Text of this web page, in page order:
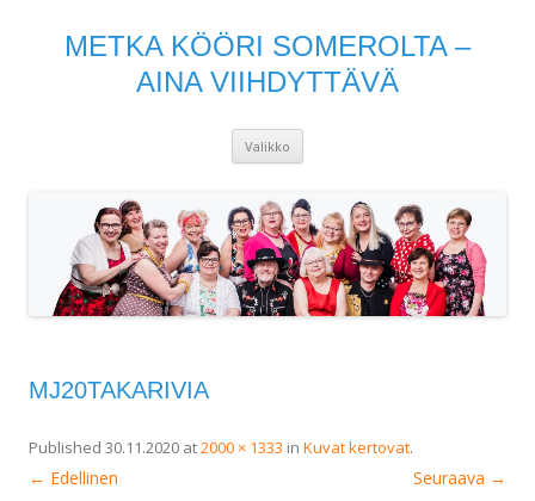
METKA KÖÖRI SOMEROLTA –
AINA VIIHDYTTÄVÄ
Valikko
MJ20TAKARIVIA
Published 30.11.2020 at2000 × 1333 in Kuvat kertovat.
← Edellinen Seuraava →